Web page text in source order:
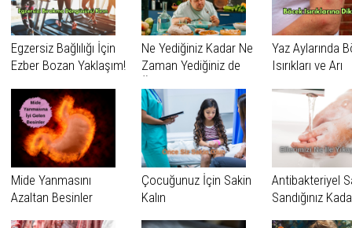
Araştırma
Egzersiz Bağlılığı İçin
Ezber Bozan Yaklaşım!
Ne Yediğiniz Kadar Ne
Zaman Yediğiniz de
Yaz Aylarında
Isırıkları ve Arı
Mide Yanmasını
Azaltan Besinler
Çocuğunuz İçin Sakin
Kalın
Antibakteriyel
Sandığınız